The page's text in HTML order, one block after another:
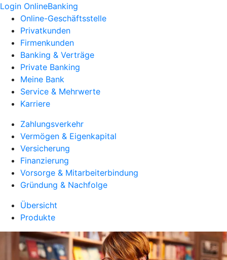
Login OnlineBanking
Online-Geschäftsstelle
Privatkunden
Firmenkunden
Banking & Verträge
Private Banking
Meine Bank
Service & Mehrwerte
Karriere
Zahlungsverkehr
Vermögen & Eigenkapital
Versicherung
Finanzierung
Vorsorge & Mitarbeiterbindung
Gründung & Nachfolge
Übersicht
Produkte